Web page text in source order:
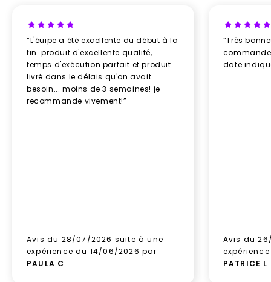
“L'éuipe a été excellente du début à la
fin. produit d'excellente qualité,
temps d'exécution parfait et produit
livré dans le délais qu'on avait
besoin... moins de 3 semaines! je
recommande vivement!”
Avis du 28/07/2026 suite à une
expérience du 14/06/2026 par
PAULA C.
“Très
date
Avis du
PATRICE L.